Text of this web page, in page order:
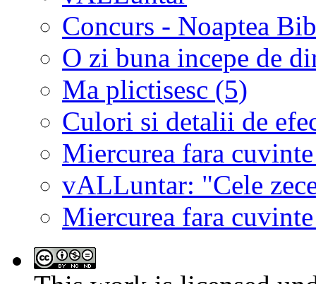
Concurs - Noaptea
O zi buna incepe de
Ma plictisesc (5)
Culori si detalii de
Miercurea fara
vALLuntar: "Cele
Miercurea fara